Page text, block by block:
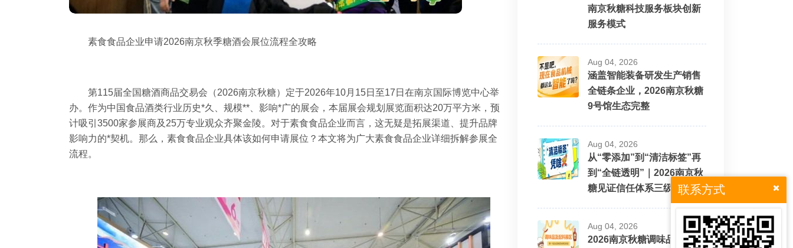
素食食品企业申请2026南京秋季糖酒会展位流程全攻略
第115届全国糖酒商品交易会 （2026南京秋糖）定于2026年10月15日至17日在南京国际博览中心举
办。作为中国食品酒类行业历史*久、规模**、影响*广的展会，本届展会规划展览面积达20万平方米，预
计吸引3500家参展商及25万专业观众齐聚金陵。对于素食食品企业而言，这无疑是拓展渠道、提升品牌
影响力的*契机。那么，素食食品企业具体该如何申请展位？本文将为广大素食食品企业详细拆解参展全
流程。
南京秋糖科技服务板块创新
服务模式
Aug 04, 2026
涵盖智能装备研发生产销售
全链条企业，2026南京秋糖
9号馆生态完整
Aug 04, 2026
从“零添加”到“清洁标签”再
到“全链透明”｜2026南京秋
糖见证信任体系三级跳
Aug 04, 2026
2026南京秋糖调味品展区将
联系方式